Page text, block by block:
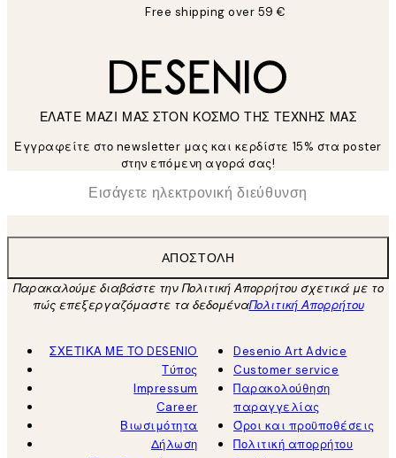
Free shipping over 59 €
ΕΛΑΤΕ ΜΑΖΙ ΜΑΣ ΣΤΟΝ ΚΟΣΜΟ ΤΗΣ ΤΕΧΝΗΣ ΜΑΣ
Εγγραφείτε στο newsletter μας και κερδίστε 15% στα poster
στην επόμενη αγορά σας!
Ηλεκτρονική Διεύθυνση
ΑΠΟΣΤΟΛΉ
Παρακαλούμε διαβάστε την Πολιτική Απορρήτου σχετικά με το
πώς επεξεργαζόμαστε τα δεδομέναΠολιτική Απορρήτου
ΣΧΕΤΙΚΑ ΜΕ ΤΟ DESENIO
Τύπος
Impressum
Career
Βιωσιμότητα
Δήλωση
Desenio Art Advice
Customer service
Παρακολούθηση
παραγγελίας
Όροι και προϋποθέσεις
Πολιτική απορρήτου